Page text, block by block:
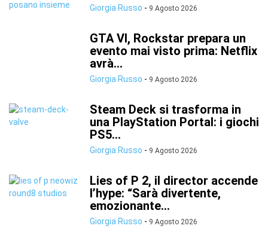
Giorgia Russo - 9 Agosto 2026
GTA VI, Rockstar prepara un
evento mai visto prima: Netflix
avrà...
Giorgia Russo - 9 Agosto 2026
Steam Deck si trasforma in
una PlayStation Portal: i giochi
PS5...
Giorgia Russo - 9 Agosto 2026
Lies of P 2, il director accende
l’hype: “Sarà divertente,
emozionante...
Giorgia Russo - 9 Agosto 2026